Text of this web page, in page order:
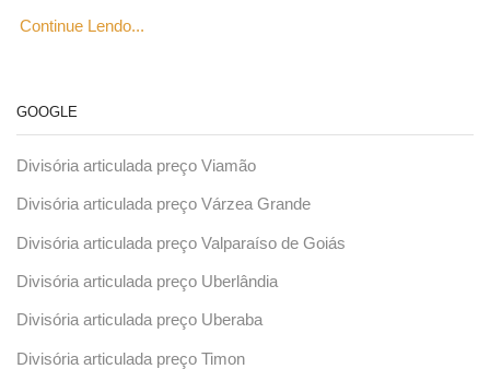
Continue Lendo...
GOOGLE
Divisória articulada preço Viamão
Divisória articulada preço Várzea Grande
Divisória articulada preço Valparaíso de Goiás
Divisória articulada preço Uberlândia
Divisória articulada preço Uberaba
Divisória articulada preço Timon